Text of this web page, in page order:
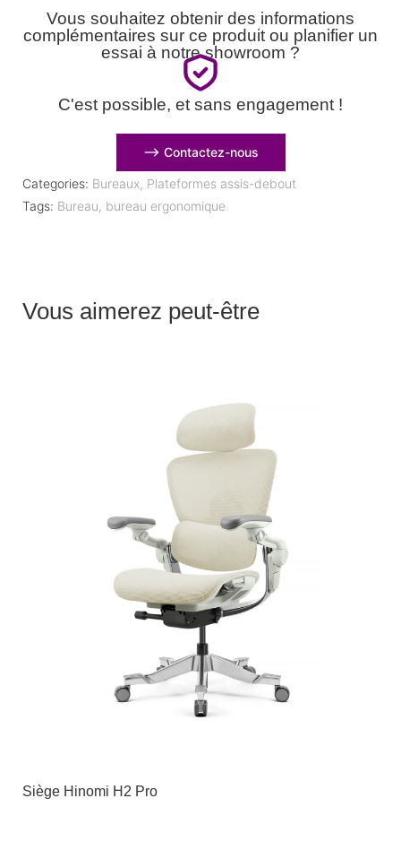
Vous souhaitez obtenir des informations
complémentaires sur ce produit ou planifier un
essai à notre showroom ?
C'est possible, et sans engagement !
⟶ Contactez-nous
Categories: Bureaux, Plateformes assis-debout
Tags: Bureau, bureau ergonomique
Vous aimerez peut-être
Siège Hinomi H2 Pro